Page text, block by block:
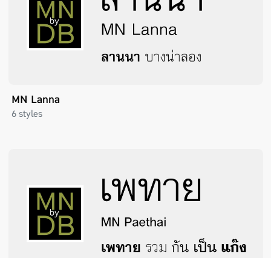
MN Lanna
6 styles